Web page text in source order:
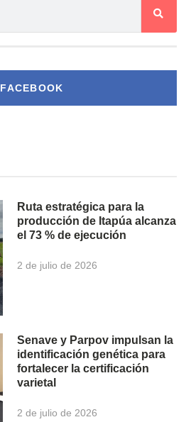
FACEBOOK
Ruta estratégica para la
producción de Itapúa alcanza
el 73 % de ejecución
2 de julio de 2026
Senave y Parpov impulsan la
identificación genética para
fortalecer la certificación
varietal
2 de julio de 2026